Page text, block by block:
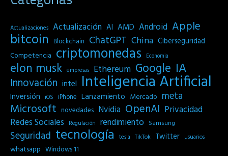
Actualizaciones Actualización AI AMD Android Apple
bitcoin Blockchain ChatGPT China Ciberseguridad
Competencia criptomonedas Economia
elon musk empresas Ethereum Google IA
Innovación intel Inteligencia Artificial
Inversión iOS iPhone Lanzamiento Mercado meta
Microsoft novedades Nvidia OpenAI Privacidad
Redes Sociales
Regulación rendimiento Samsung
Seguridad tecnología tesla TikTok Twitter usuarios
whatsapp Windows 11